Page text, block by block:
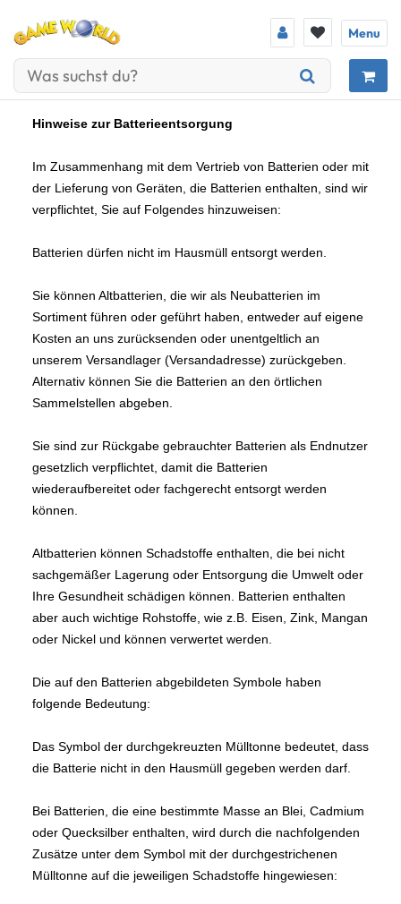
Menu
Hinweise zur Batterieentsorgung
Im Zusammenhang mit dem Vertrieb von Batterien oder mit
der Lieferung von Geräten, die Batterien enthalten, sind wir
verpflichtet, Sie auf Folgendes hinzuweisen:
Batterien dürfen nicht im Hausmüll entsorgt werden.
Sie können Altbatterien, die wir als Neubatterien im
Sortiment führen oder geführt haben, entweder auf eigene
Kosten an uns zurücksenden oder unentgeltlich an
unserem Versandlager (Versandadresse) zurückgeben.
Alternativ können Sie die Batterien an den örtlichen
Sammelstellen abgeben.
Sie sind zur Rückgabe gebrauchter Batterien als Endnutzer
gesetzlich verpflichtet, damit die Batterien
wiederaufbereitet oder fachgerecht entsorgt werden
können.
Altbatterien können Schadstoffe enthalten, die bei nicht
sachgemäßer Lagerung oder Entsorgung die Umwelt oder
Ihre Gesundheit schädigen können. Batterien enthalten
aber auch wichtige Rohstoffe, wie z.B. Eisen, Zink, Mangan
oder Nickel und können verwertet werden.
Die auf den Batterien abgebildeten Symbole haben
folgende Bedeutung:
Das Symbol der durchgekreuzten Mülltonne bedeutet, dass
die Batterie nicht in den Hausmüll gegeben werden darf.
Bei Batterien, die eine bestimmte Masse an Blei, Cadmium
oder Quecksilber enthalten, wird durch die nachfolgenden
Zusätze unter dem Symbol mit der durchgestrichenen
Mülltonne auf die jeweiligen Schadstoffe hingewiesen: